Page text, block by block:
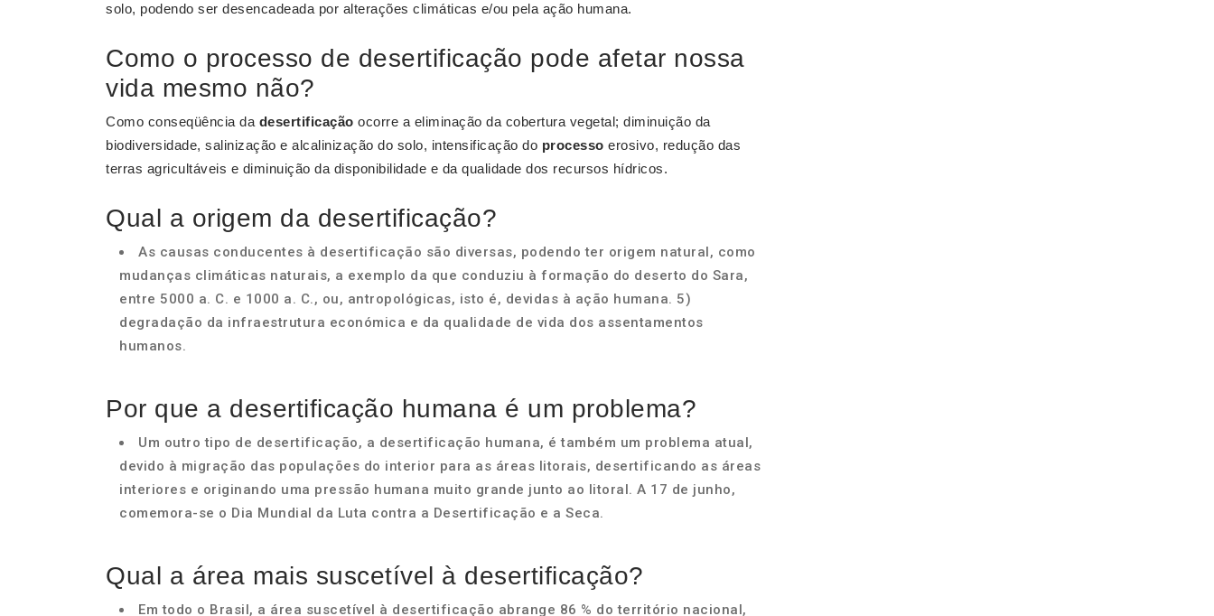
solo, podendo ser desencadeada por alterações climáticas e/ou pela ação humana.
Como o processo de desertificação pode afetar nossa
vida mesmo não?
Como conseqüência da desertificação ocorre a eliminação da cobertura vegetal; diminuição da
biodiversidade, salinização e alcalinização do solo, intensificação do processo erosivo, redução das
terras agricultáveis e diminuição da disponibilidade e da qualidade dos recursos hídricos.
Qual a origem da desertificação?
As causas conducentes à desertificação são diversas, podendo ter origem natural, como
mudanças climáticas naturais, a exemplo da que conduziu à formação do deserto do Sara,
entre 5000 a. C. e 1000 a. C., ou, antropológicas, isto é, devidas à ação humana. 5)
degradação da infraestrutura económica e da qualidade de vida dos assentamentos
humanos.
Por que a desertificação humana é um problema?
Um outro tipo de desertificação, a desertificação humana, é também um problema atual,
devido à migração das populações do interior para as áreas litorais, desertificando as áreas
interiores e originando uma pressão humana muito grande junto ao litoral. A 17 de junho,
comemora-se o Dia Mundial da Luta contra a Desertificação e a Seca.
Qual a área mais suscetível à desertificação?
Em todo o Brasil, a área suscetível à desertificação abrange 86 % do território nacional,